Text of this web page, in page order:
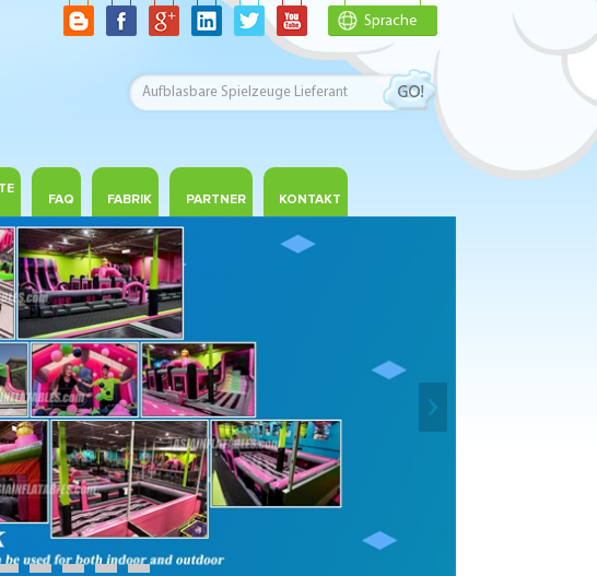
Sprache
FAQ
FABRIK PARTNER KONTAKT